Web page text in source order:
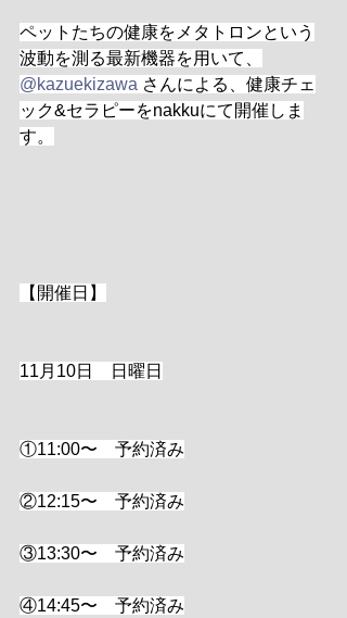
ペットたちの健康をメタトロンという
波動を測る最新機器を用いて、
@kazuekizawa さんによる、健康チェ
ック&セラピーをnakkuにて開催しま
す。
【開催日】
11月10日　日曜日
①11:00〜　予約済み
②12:15〜　予約済み
③13:30〜　予約済み
④14:45〜　予約済み